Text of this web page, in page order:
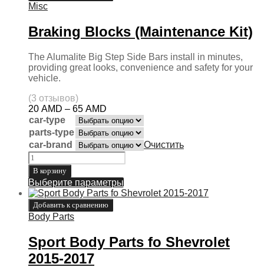
Misc
Braking Blocks (Maintenance Kit)
The Alumalite Big Step Side Bars install in minutes,
providing great looks, convenience and safety for your
vehicle.
(3 отзывов)
20 AMD – 65 AMD
car-type
parts-type
сar-brand
Очистить
В корзину
Выберите параметры
Добавить к сравнению
Body Parts
Sport Body Parts fo Shevrolet
2015-2017